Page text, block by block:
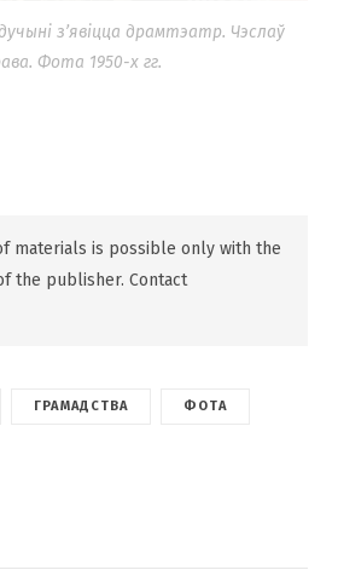
з’явіцца драмтэатр. Чэслаў
Фота 1950-х гг.
materials is possible only with the
the publisher. Contact
ГРАМАДСТВА ФОТА